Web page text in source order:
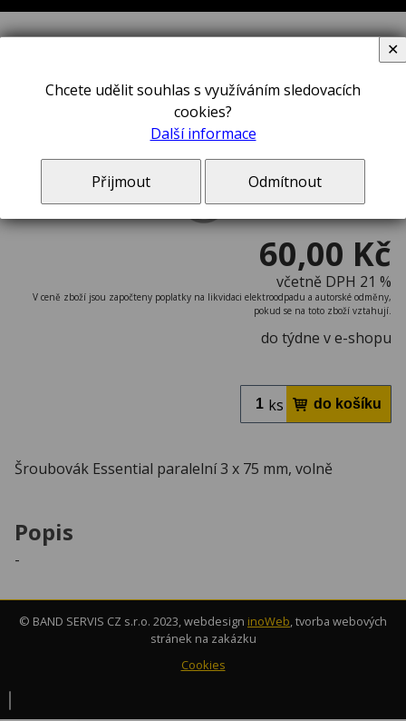
Šroubovák STANLEY® STHT1-
60,00 Kč
včetně DPH 21 %
V ceně zboží jsou započteny poplatky na likvidaci elektroodpadu a autorské odměny,
pokud se na toto zboží vztahují.
do týdne v e-shopu
ks
Šroubovák Essential paralelní 3 x 75 mm, volně
Popis
-
© BAND SERVIS CZ s.r.o. 2023, webdesign inoWeb, tvorba webových
stránek na zakázku
Cookies
Chcete udělit souhlas s využíváním sledovacích
cookies?
Další informace
Přijmout Odmítnout
✕